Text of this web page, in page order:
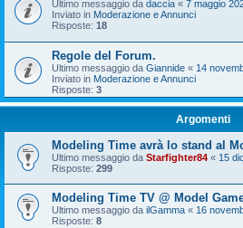
Ultimo messaggio da daccia « 7 maggio
Inviato in Moderazione e Annunci
Risposte: 18
Regole del Forum.
Ultimo messaggio da Giannide « 14
Inviato in Moderazione e Annunci
Risposte: 3
Argomenti
Modeling Time avrà lo stand al
Ultimo messaggio da Starfighter84 « 15
Risposte: 299
Modeling Time TV @ Model
Ultimo messaggio da ilGamma « 16
Risposte: 8